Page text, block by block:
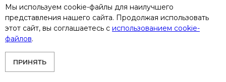
Мы используем cookie-файлы для наилучшего
представления нашего сайта. Продолжая использовать
этот сайт, вы соглашаетесь с использованием cookie-
файлов.
ПРИНЯТЬ